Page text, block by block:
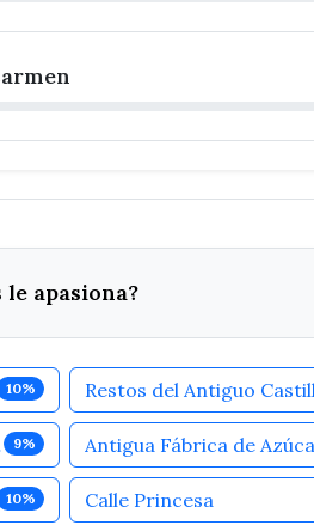
apasiona?
10% Restos del Antiguo
9%
10% Calle Princesa